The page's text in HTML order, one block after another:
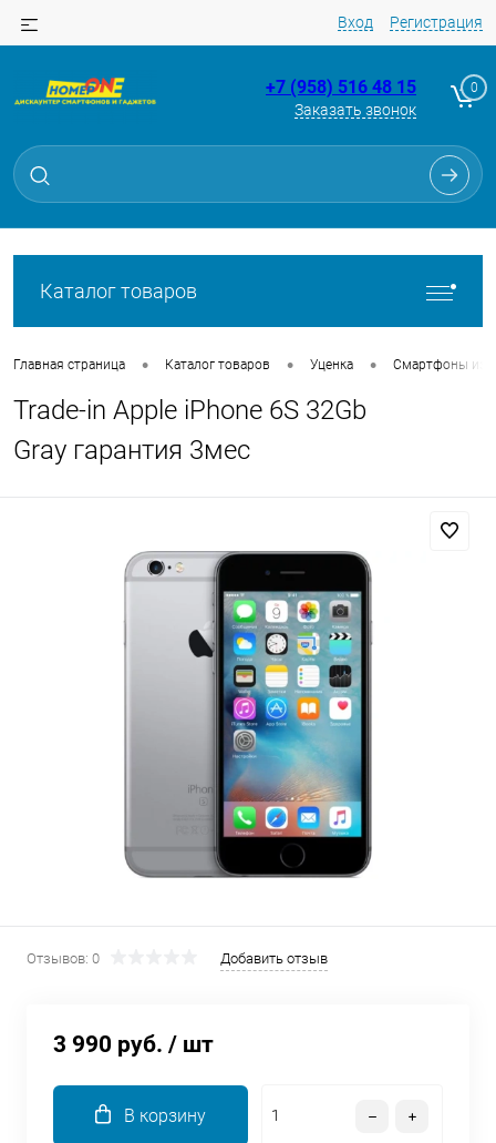
Вход Регистрация
+7 (958) 516 48 15
Заказать звонок
0
Каталог товаров
Главная страница • Каталог товаров • Уценка • Смартфоны из
Trade-in Apple iPhone 6S 32Gb
Gray гарантия 3мес
Отзывов: 0 Добавить отзыв
3 990 руб. / шт
В корзину
Для клиентов всех банков
Разбейте
без переплат
Сегодня
в корзину
Оплачивайте сегодня только
% картой любого банка
выбранный способом
% будут
списываться
с вашей карты
%каждые 2 недели
Остались вопросы?